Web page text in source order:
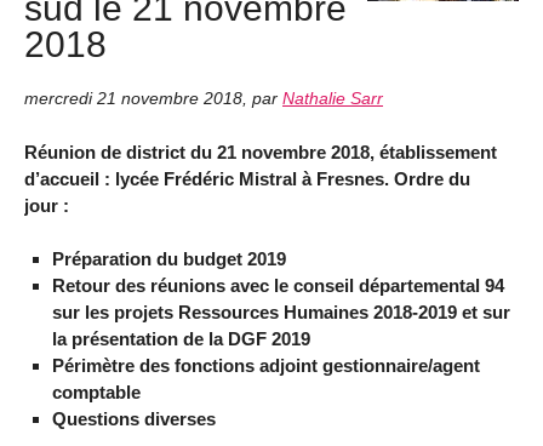
2018
mercredi 21 novembre 2018 par Nathalie Sarr
Réunion de district du 21 novembre 2018, établissement
d’accueil : lycée Frédéric Mistral à Fresnes. Ordre du
jour :
Préparation du budget 2019
Retour des réunions avec le conseil départemental 94
sur les projets Ressources Humaines 2018-2019 et sur
la présentation de la DGF 2019
Périmètre des fonctions adjoint gestionnaire/agent
comptable
Questions diverses